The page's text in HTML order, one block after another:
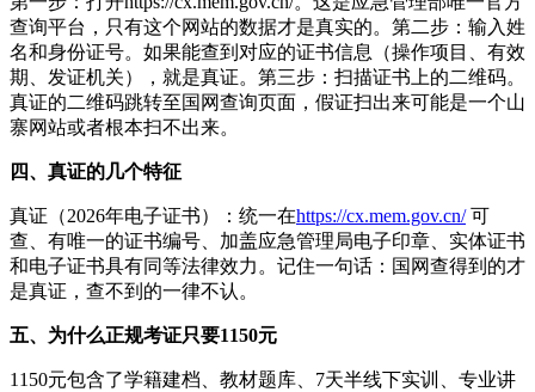
查询平台，只有这个网站的数据才是真实的。第二步：输入姓
名和身份证号。如果能查到对应的证书信息（操作项目、有效
期、发证机关），就是真证。第三步：扫描证书上的二维码。
真证的二维码跳转至国网查询页面，假证扫出来可能是一个山
寨网站或者根本扫不出来。
四、真证的几个特征
真证（2026年电子证书）：统一在https://cx.mem.gov.cn/可
查、有唯一的证书编号、加盖应急管理局电子印章、实体证书
和电子证书具有同等法律效力。记住一句话：国网查得到的才
是真证，查不到的一律不认。
五、为什么正规考证只要1150元
1150元包含了学籍建档、教材题库、7天半线下实训、专业讲